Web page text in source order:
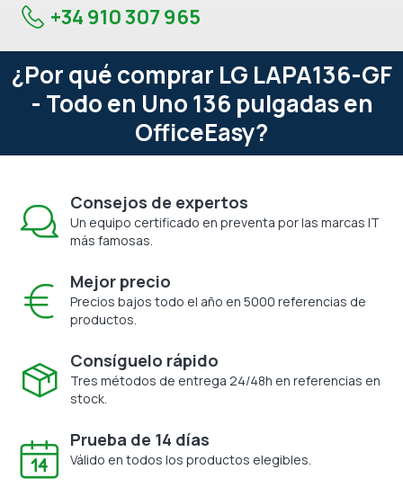
+34 910 307 965
¿Por qué comprar LG LAPA136-GF
- Todo en Uno 136 pulgadas en
OfficeEasy?
Consejos de expertos
Un equipo certificado en preventa por las marcas IT
más famosas.
Mejor precio
Precios bajos todo el año en 5000 referencias de
productos.
Consíguelo rápido
Tres métodos de entrega 24/48h en referencias en
stock.
Prueba de 14 días
Válido en todos los productos elegibles.